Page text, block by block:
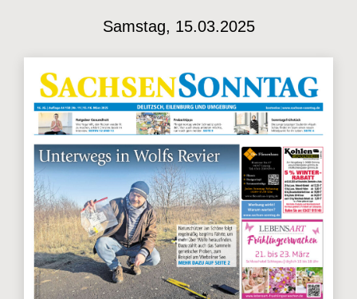
Samstag, 15.03.2025